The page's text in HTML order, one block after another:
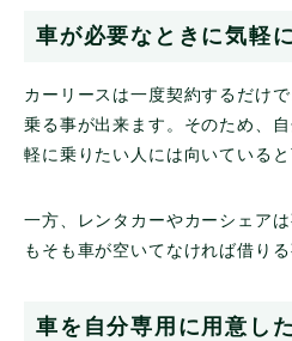
車が必要なときに気軽
カーリースは一度契約するだけ
乗る事が出来ます。そのため、
軽に乗りたい人には向いていると
一方、レンタカーやカーシェア
もそも車が空いてなければ借りる
車を自分専用に用意し